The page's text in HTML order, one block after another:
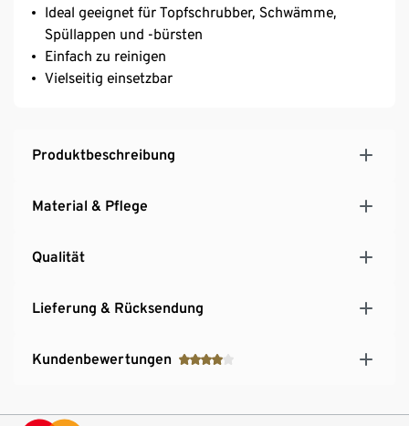
Ideal geeignet für Topfschrubber, Schwämme,
Spüllappen und -bürsten
Einfach zu reinigen
Vielseitig einsetzbar
Produktbeschreibung
Material & Pflege
Qualität
Lieferung & Rücksendung
Kundenbewertungen